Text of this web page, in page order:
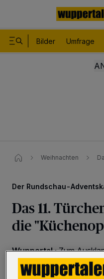
Bilder Umfrage
Weihnachten
Der Rundschau-
Das 11.
die
Wuppertal·Zum
erstrahlt die Barmer
weihnachtlichen Glanz